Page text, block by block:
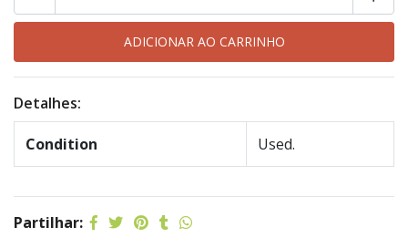
Detalhes:
Condition Used.
Partilhar: